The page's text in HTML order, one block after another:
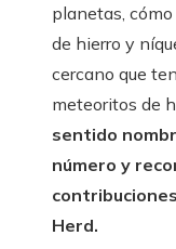
planetas,
de hierro y
cercano que
meteoritos de
sentido
número y
Herd.